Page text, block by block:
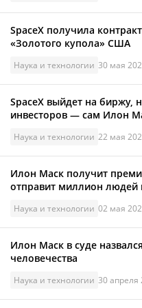
SpaceX получила
«Золотого купола» США
Наука и технологии 30 мая
SpaceX выйдет на биржу,
инвесторов — сам Илон
Наука и технологии 22 мая
Илон Маск получит
отправит миллион людей
Наука и технологии 02 мая
Илон Маск в суде
человечества
Наука и технологии 30 апреля